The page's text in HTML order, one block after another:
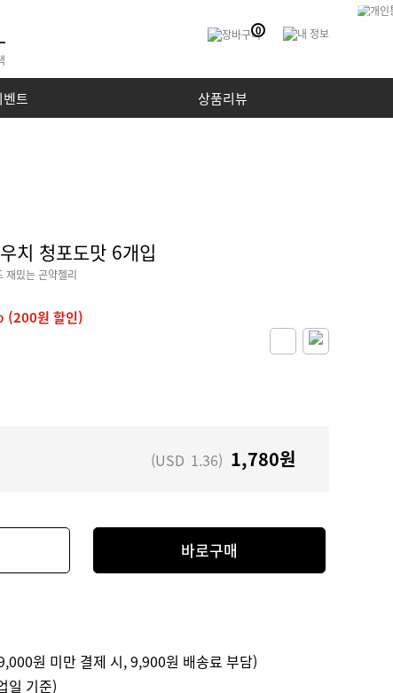
0
벤트 상품리뷰
치 청포도맛 6개입
재밌는 곤약젤리
(200원 할인)
(USD 1.36) 1,780원
바로구매
원 미만 결제 시, 9,900원 배송료 부담)
일 기준)